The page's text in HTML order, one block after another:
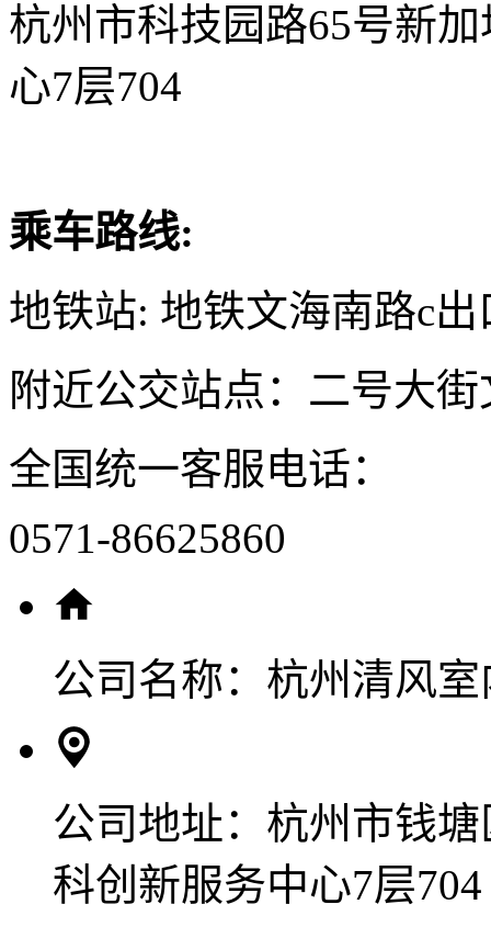
杭州市科技园路65号新
心7层704
乘车路线:
地铁站: 地铁文海南路c出
附近公交站点：二号大
全国统一客服电话：
0571-86625860
公司名称： 杭州清风
公司地址： 杭州市钱
科创新服务中心7层704